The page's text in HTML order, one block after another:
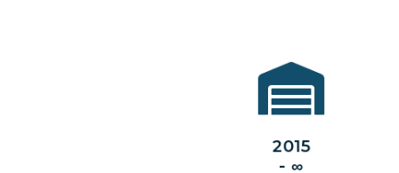
2015
- ∞
A
MobilGarázsBolt.hu
már
2015
óta
szolgálja vásárlói
igényt kielégítő
termékpalettájával.